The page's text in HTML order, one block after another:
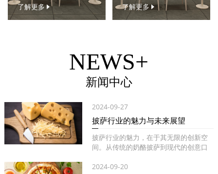
了解更多
了解更多
NEWS+
新闻中心
2024-09-27
披萨行业的魅力与未来展望
披萨行业的魅力，在于其无限的创新空
间。从传统的奶酪披萨到现代的创意口
2024-09-20